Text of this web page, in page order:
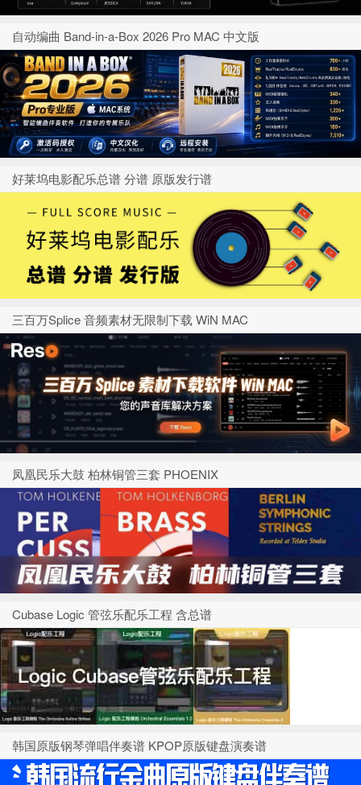
自动编曲 Band-in-a-Box 2026 Pro MAC 中文版
好莱坞电影配乐总谱 分谱 原版发行谱
三百万Splice 音频素材无限制下载 WiN MAC
凤凰民乐大鼓 柏林铜管三套 PHOENIX
Cubase Logic 管弦乐配乐工程 含总谱
韩国原版钢琴弹唱伴奏谱 KPOP原版键盘演奏谱